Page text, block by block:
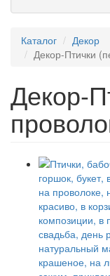
Каталог
Декор
Декор-Птички
Декор-